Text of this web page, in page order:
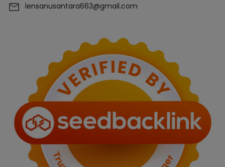
lensanusantara663@gmail.com